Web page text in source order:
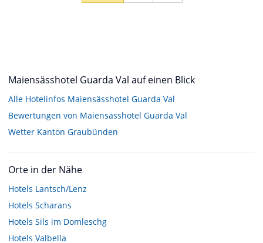
Maiensässhotel Guarda Val auf einen Blick
Alle Hotelinfos Maiensässhotel Guarda Val
Bewertungen von Maiensässhotel Guarda Val
Wetter Kanton Graubünden
Orte in der Nähe
Hotels Lantsch/Lenz
Hotels Scharans
Hotels Sils im Domleschg
Hotels Valbella